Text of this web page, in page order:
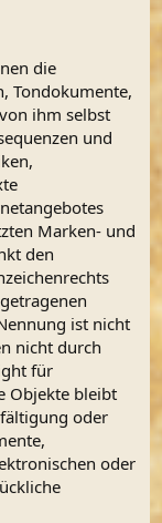
die
Tondokumente,
ihm selbst
und
Marken- und
den
ist nicht
nicht durch
für
Objekte bleibt
oder
oder